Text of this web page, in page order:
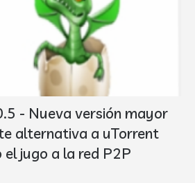
- Nueva versión mayor
alternativa a uTorrent
jugo a la red P2P